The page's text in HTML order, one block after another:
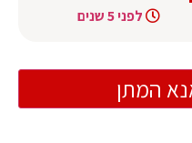
לפני 5 שנים
המתן